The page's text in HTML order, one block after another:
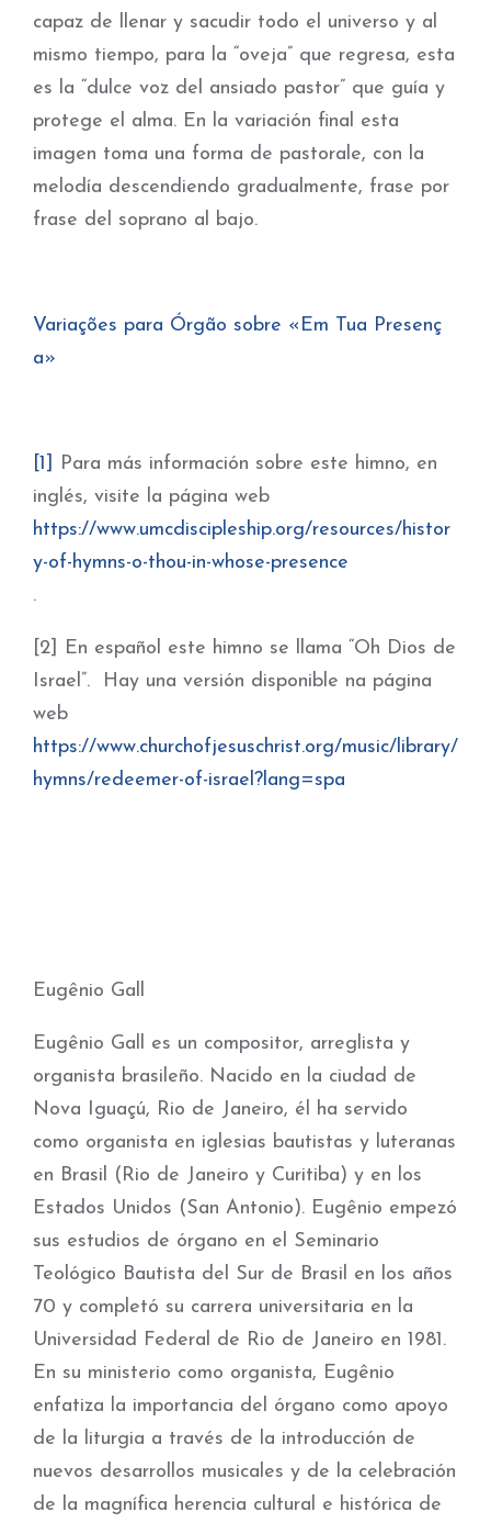
capaz de llenar y sacudir todo el universo y al
mismo tiempo, para la “oveja” que regresa, esta
es la “dulce voz del ansiado pastor” que guía y
protege el alma. En la variación final esta
imagen toma una forma de pastorale, con la
melodía descendiendo gradualmente, frase por
frase del soprano al bajo.
Variações para Órgão sobre «Em Tua Presenç
a»
[1]
Para más información sobre este himno, en
inglés, visite la página web
https://www.umcdiscipleship.org/resources/histor
y-of-hymns-o-thou-in-whose-presence
.
[2] En español este himno se llama “Oh Dios de
Israel”. Hay una versión disponible na página
web
https://www.churchofjesuschrist.org/music/library/
hymns/redeemer-of-israel?lang=spa
Eugênio Gall
Eugênio Gall es un compositor, arreglista y
organista brasileño. Nacido en la ciudad de
Nova Iguaçú, Rio de Janeiro, él ha servido
como organista en iglesias bautistas y luteranas
en Brasil (Rio de Janeiro y Curitiba) y en los
Estados Unidos (San Antonio). Eugênio empezó
sus estudios de órgano en el Seminario
Teológico Bautista del Sur de Brasil en los años
70 y completó su carrera universitaria en la
Universidad Federal de Rio de Janeiro en 1981.
En su ministerio como organista, Eugênio
enfatiza la importancia del órgano como apoyo
de la liturgia a través de la introducción de
nuevos desarrollos musicales y de la celebración
de la magnífica herencia cultural e histórica de